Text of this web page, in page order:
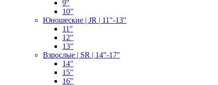
9"
10"
Юношеские | JR | 11"-13"
11"
12"
13"
Взрослые | SR | 14"-17"
14"
15"
16"